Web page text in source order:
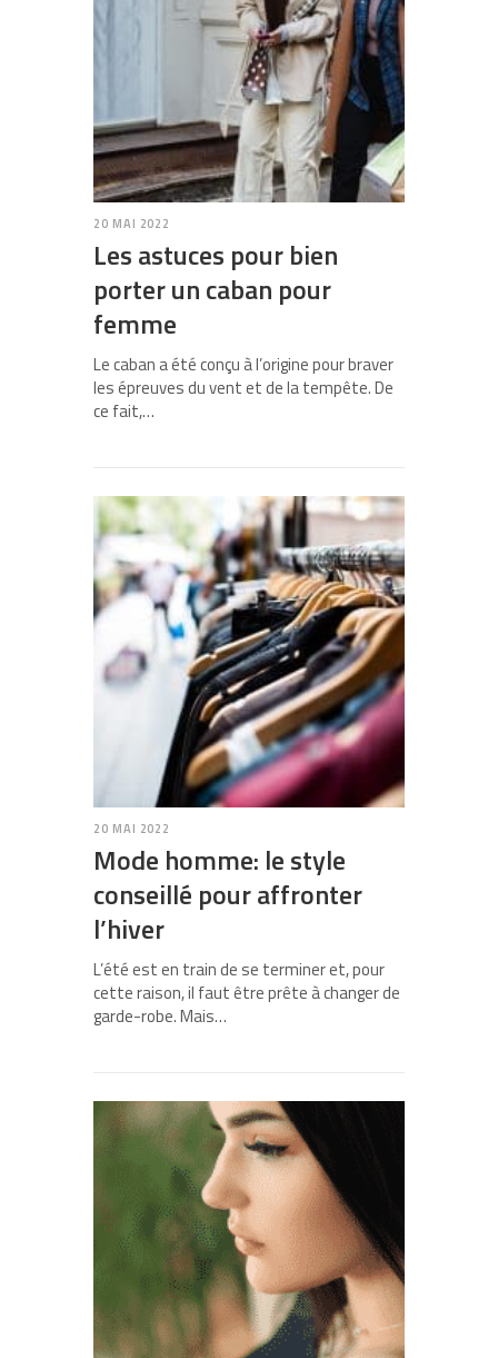
20 MAI 2022
Les astuces pour bien
porter un caban pour
femme
Le caban a été conçu à l’origine pour braver
les épreuves du vent et de la tempête. De
ce fait,…
20 MAI 2022
Mode homme: le style
conseillé pour affronter
l’hiver
L’été est en train de se terminer et, pour
cette raison, il faut être prête à changer de
garde-robe. Mais…